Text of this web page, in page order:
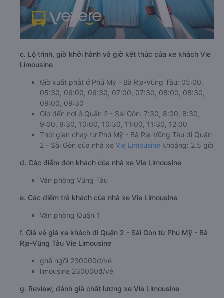
c. Lộ trình, giờ khởi hành và giờ kết thúc của xe khách Vie
Limousine
Giờ xuất phát ở Phú Mỹ - Bà Rịa-Vũng Tàu: 05:00,
05:30, 06:00, 06:30, 07:00, 07:30, 08:00, 08:30,
09:00, 09:30
Giờ đến nơi ở Quận 2 - Sài Gòn: 7:30, 8:00, 8:30,
9:00, 9:30, 10:00, 10:30, 11:00, 11:30, 12:00
Thời gian chạy từ Phú Mỹ - Bà Rịa-Vũng Tàu đi Quận
2 - Sài Gòn của nhà xe Vie Limousine khoảng: 2.5 giờ
d. Các điểm đón khách của nhà xe Vie Limousine
Văn phòng Vũng Tàu
e. Các điểm trả khách của nhà xe Vie Limousine
Văn phòng Quận 1
f. Giá vé giá xe khách đi Quận 2 - Sài Gòn từ Phú Mỹ - Bà
Rịa-Vũng Tàu Vie Limousine
ghế ngồi 230000đ/vé
limousine 230000đ/vé
g. Review, đánh giá chất lượng xe Vie Limousine